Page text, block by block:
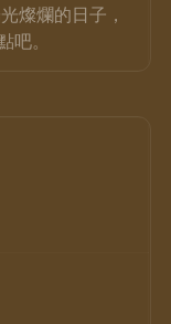
燦爛的日子，
。